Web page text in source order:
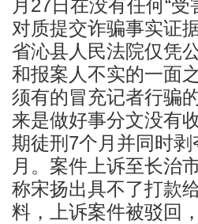
月27日在没有任何“受
对质提交诈骗事实证
省沁县人民法院仅凭
和报案人不实的一面
须有的冒充记者行骗
来是做好事分文没有
期徒刑7个月并同时
月。案件上诉至长治
称宋扬出具不了打款
料，上诉案件被驳回